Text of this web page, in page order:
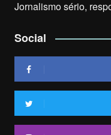
Jornalismo sério,
Social